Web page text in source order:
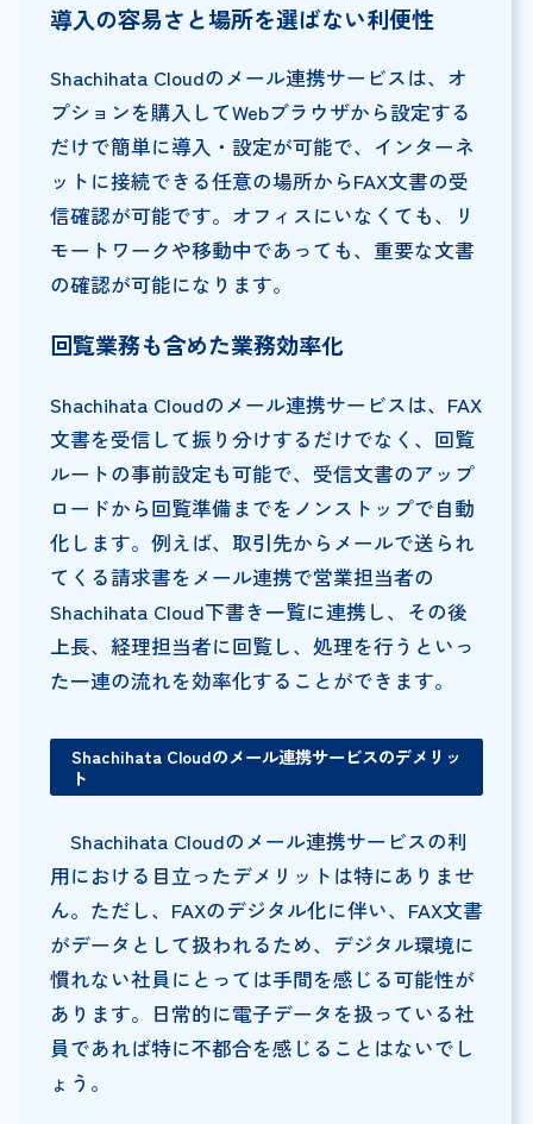
導入の容易さと場所を選ばない利便性
Shachihata Cloudのメール連携サービスは、オ
プションを購入してWebブラウザから設定する
だけで簡単に導入・設定が可能で、インターネ
ットに接続できる任意の場所からFAX文書の受
信確認が可能です。オフィスにいなくても、リ
モートワークや移動中であっても、重要な文書
の確認が可能になります。
回覧業務も含めた業務効率化
Shachihata Cloudのメール連携サービスは、FAX
文書を受信して振り分けするだけでなく、回覧
ルートの事前設定も可能で、受信文書のアップ
ロードから回覧準備までをノンストップで自動
化します。例えば、取引先からメールで送られ
てくる請求書をメール連携で営業担当者の
Shachihata Cloud下書き一覧に連携し、その後
上長、経理担当者に回覧し、処理を行うといっ
た一連の流れを効率化することができます。
Shachihata Cloudのメール連携サービスのデメリッ
ト
Shachihata Cloudのメール連携サービスの利
用における目立ったデメリットは特にありませ
ん。ただし、FAXのデジタル化に伴い、FAX文書
がデータとして扱われるため、デジタル環境に
慣れない社員にとっては手間を感じる可能性が
あります。日常的に電子データを扱っている社
員であれば特に不都合を感じることはないでし
ょう。